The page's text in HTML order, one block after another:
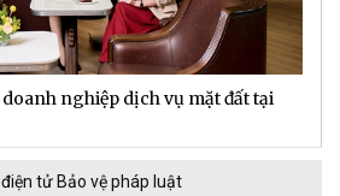
coi VinFast VF 9 là “văn phòng”
tử Bảo vệ pháp luật